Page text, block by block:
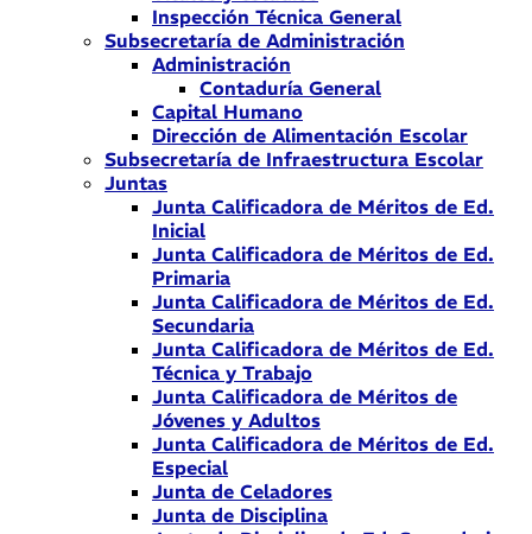
Inspección Técnica General
Subsecretaría de Administración
Administración
Contaduría General
Capital Humano
Dirección de Alimentación Escolar
Subsecretaría de Infraestructura Escolar
Juntas
Junta Calificadora de Méritos de Ed.
Inicial
Junta Calificadora de Méritos de Ed.
Primaria
Junta Calificadora de Méritos de Ed.
Secundaria
Junta Calificadora de Méritos de Ed.
Técnica y Trabajo
Junta Calificadora de Méritos de
Jóvenes y Adultos
Junta Calificadora de Méritos de Ed.
Especial
Junta de Celadores
Junta de Disciplina